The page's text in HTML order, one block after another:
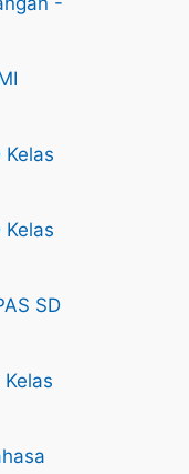
Kelas
Kelas
SD